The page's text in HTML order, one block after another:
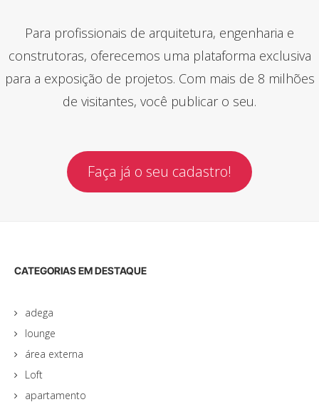
Para profissionais de arquitetura, engenharia e
construtoras, oferecemos uma plataforma exclusiva
para a exposição de projetos. Com mais de 8 milhões
de visitantes, você publicar o seu.
Faça já o seu cadastro!
CATEGORIAS EM DESTAQUE
adega
lounge
área externa
Loft
apartamento